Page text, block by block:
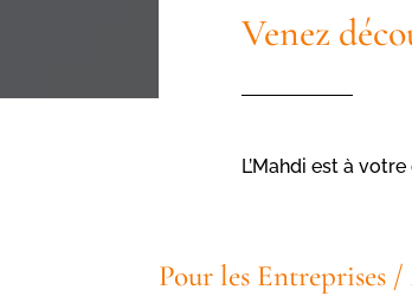
Venez
L’Mahdi est à
Pour les Entreprises